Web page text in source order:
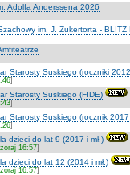
Adolfa Anderssena 2026
im. J. Zukertorta -
Starosty Suskiego (roczniki
]
Starosty Suskiego (FIDE)
]
Starosty Suskiego (rocznik 2017
]
dzieci do lat 9 (2017 i mł.)
16:57]
dzieci do lat 12 (2014 i mł.)
16:57]